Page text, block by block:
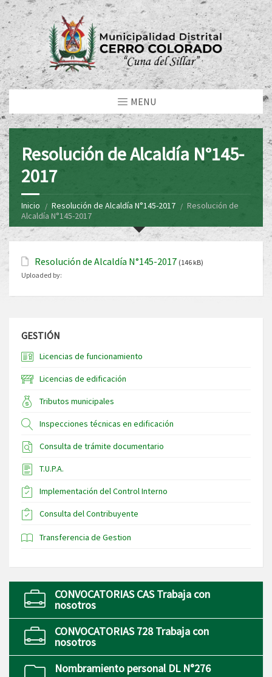
MENU
Resolución de Alcaldía N°145-
2017
Inicio Resolución de Alcaldía N°145-2017
Resolución de
Alcaldía N°145-2017
Resolución de Alcaldía N°145-2017 (146 kB)
Uploaded by:
GESTIÓN
Licencias de funcionamiento
Licencias de edificación
Tributos municipales
Inspecciones técnicas en edificación
Consulta de trámite documentario
T.U.P.A.
Implementación del Control Interno
Consulta del Contribuyente
Transferencia de Gestion
CONVOCATORIAS CAS Trabaja con
nosotros
CONVOCATORIAS 728 Trabaja con
nosotros
Nombramiento personal DL N°276